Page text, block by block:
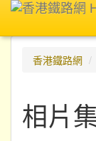
香港鐵路網
相片